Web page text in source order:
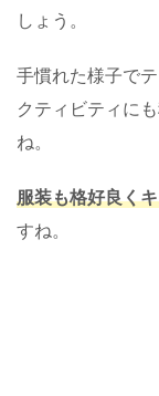
しょう。
手慣れた様子で
クティビティに
ね。
服装も格好良く
すね。